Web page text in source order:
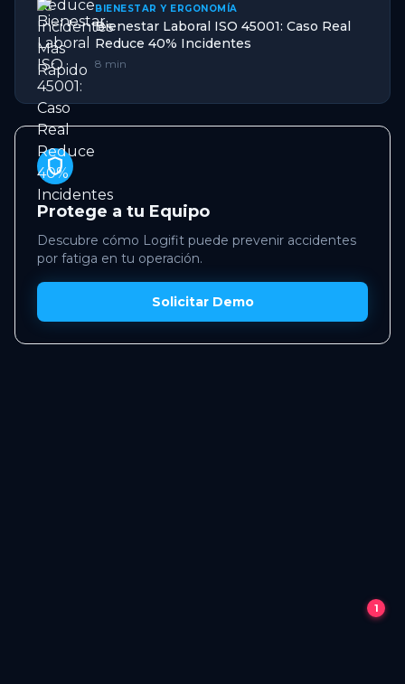
BIENESTAR Y ERGONOMÍA
Bienestar Laboral ISO 45001: Caso Real
Reduce 40% Incidentes
8 min
shield
Protege a tu Equipo
Descubre cómo Logifit puede prevenir accidentes
por fatiga en tu operación.
Solicitar Demo
1